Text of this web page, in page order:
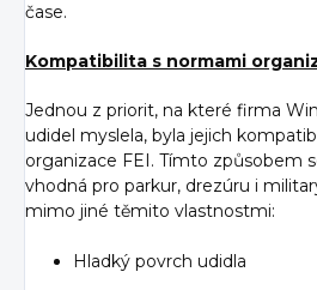
čase.
Kompatibilita s normami
Jednou z priorit, na které firma
udidel myslela, byla jejich
organizace FEI. Tímto způsobem
vhodná pro parkur, drezúru i
mimo jiné těmito vlastnostmi:
Hladký povrch udidla